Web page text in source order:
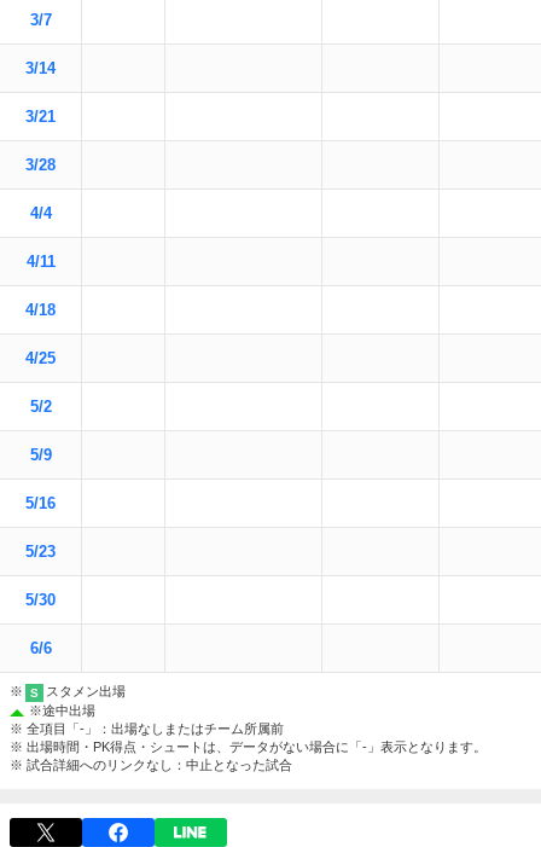
3/7
3/14
3/21
3/28
4/4
4/11
4/18
4/25
5/2
5/9
5/16
5/23
5/30
6/6
※ S
スタメン出場
※途中出場
※ 全項目「-」：出場なしまたはチーム所属前
※ 出場時間・PK得点・シュートは、データがない場合に「-」表示となります。
※ 試合詳細へのリンクなし：中止となった試合